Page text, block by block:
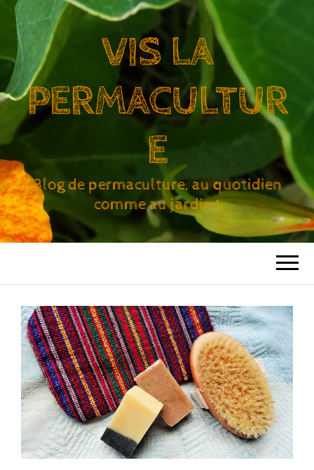
VIS LA
PERMACULTUR
E
Blog de permaculture, au quotidien
comme au jardin !